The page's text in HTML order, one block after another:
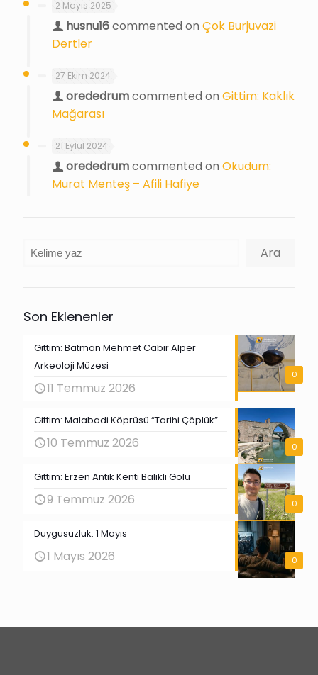
2 Mayıs 2025
husnu16commented on Çok Burjuvazi
Dertler
27 Ekim 2024
orededrumcommented on Gittim: Kaklık
Mağarası
21 Eylül 2024
orededrumcommented on Okudum:
Murat Menteş – Afili Hafiye
Ara Ara
Son Eklenenler
0
Gittim: Batman Mehmet Cabir Alper
Arkeoloji Müzesi
11 Temmuz 2026
0
Gittim: Malabadi Köprüsü “Tarihi Çöplük”
10 Temmuz 2026
0
Gittim: Erzen Antik Kenti Balıklı Gölü
9 Temmuz 2026
0
Duygusuzluk: 1 Mayıs
1 Mayıs 2026